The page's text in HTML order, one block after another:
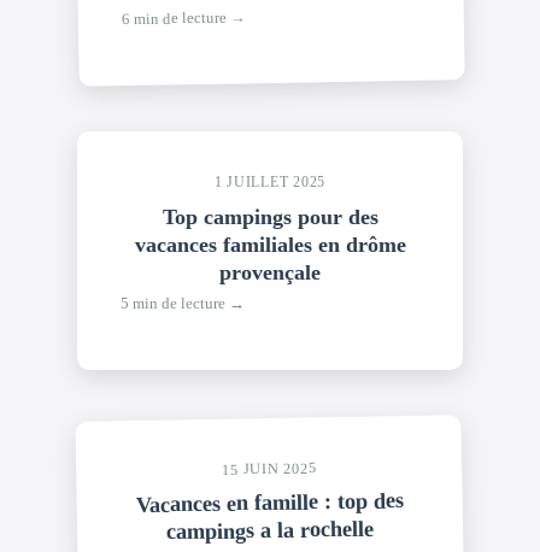
6 min de lecture →
1 JUILLET 2025
Top campings pour des
vacances familiales en drôme
provençale
5 min de lecture →
15 JUIN 2025
Vacances en famille : top des
campings a la rochelle